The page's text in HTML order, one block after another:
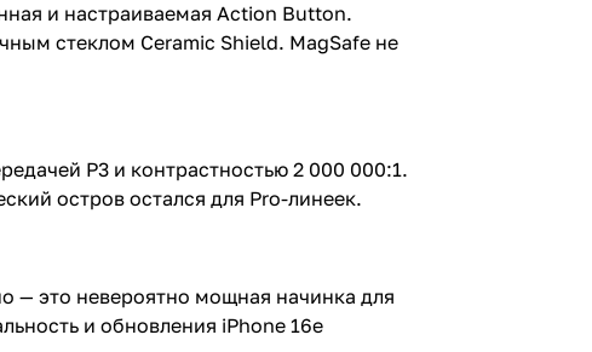
и настраиваемая Action Button.
стеклом Ceramic Shield. MagSafe не
P3 и контрастностью 2 000 000:1.
остров остался для Pro-линеек.
— это невероятно мощная начинка для
и обновления iPhone 16e